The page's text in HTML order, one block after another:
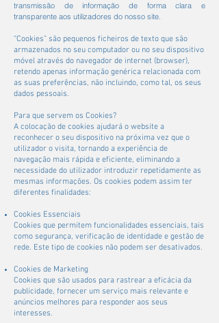
transmissão de informação de forma clara e
transparente aos utilizadores do nosso site.
“Cookies” são pequenos ficheiros de texto que são
armazenados no seu computador ou no seu dispositivo
móvel através do navegador de internet (browser),
retendo apenas informação genérica relacionada com
as suas preferências, não incluindo, como tal, os seus
dados pessoais.
Para que servem os Cookies?
A colocação de cookies ajudará o website a
reconhecer o seu dispositivo na próxima vez que o
utilizador o visita, tornando a experiência de
navegação mais rápida e eficiente, eliminando a
necessidade do utilizador introduzir repetidamente as
mesmas informações. Os cookies podem assim ter
diferentes finalidades:
Cookies Essenciais
Cookies que permitem funcionalidades essenciais, tais
como segurança, verificação de identidade e gestão de
rede. Este tipo de cookies não podem ser desativados.
Cookies de Marketing
Cookies que são usados para rastrear a eficácia da
publicidade, fornecer um serviço mais relevante e
anúncios melhores para responder aos seus
interesses.